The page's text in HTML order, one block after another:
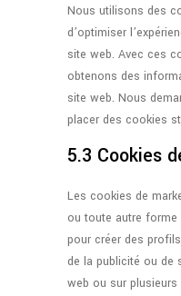
Nous utilisons des
d’optimiser
site web. Avec ces
obtenons des
site web. Nous
placer des cookies
5.3 Cookies
Les cookies de
ou toute autre
pour créer des
de la publicité ou de
web ou sur